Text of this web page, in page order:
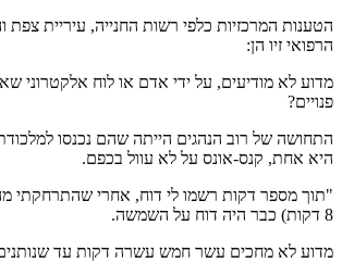
הטענות המרכזיות כלפי רשות החנייה, עיריית צפת
הרפואי זיו הן:
מדוע לא מודיעים, על ידי אדם או לוח אלקטרוני
פנויים?
התחושה של רוב הנהגים הייתה שהם נכנסו
היא אחת, קנס-אונס על לא עוול בכפם.
8 דקות) כבר היה דוח על השמשה.
מדוע לא מחכים עשר חמש עשרה דקות עד